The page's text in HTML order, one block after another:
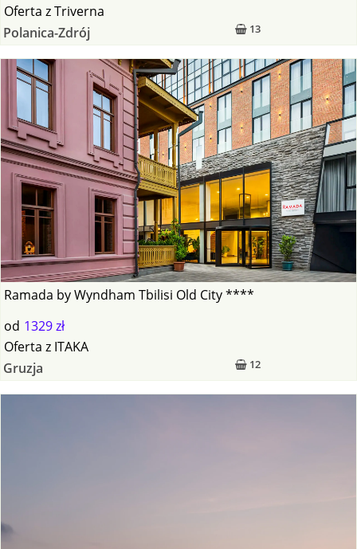
13
Oferta zTriverna
Polanica-Zdrój
Ramada by Wyndham Tbilisi Old City ****
od 1329 zł
12
Oferta z ITAKA
Gruzja